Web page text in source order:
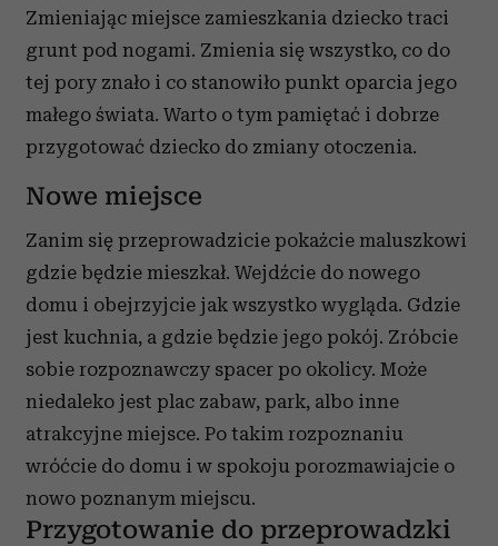
Zmieniając miejsce zamieszkania dziecko traci
grunt pod nogami. Zmienia się wszystko, co do
tej pory znało i co stanowiło punkt oparcia jego
małego świata. Warto o tym pamiętać i dobrze
przygotować dziecko do zmiany otoczenia.
Nowe miejsce
Zanim się przeprowadzicie pokażcie maluszkowi
gdzie będzie mieszkał. Wejdźcie do nowego
domu i obejrzyjcie jak wszystko wygląda. Gdzie
jest kuchnia, a gdzie będzie jego pokój. Zróbcie
sobie rozpoznawczy spacer po okolicy. Może
niedaleko jest plac zabaw, park, albo inne
atrakcyjne miejsce. Po takim rozpoznaniu
wróćcie do domu i w spokoju porozmawiajcie o
nowo poznanym miejscu.
Przygotowanie do przeprowadzki